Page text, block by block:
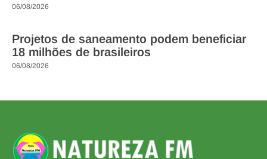
06/08/2026
Projetos de saneamento podem beneficiar
18 milhões de brasileiros
06/08/2026